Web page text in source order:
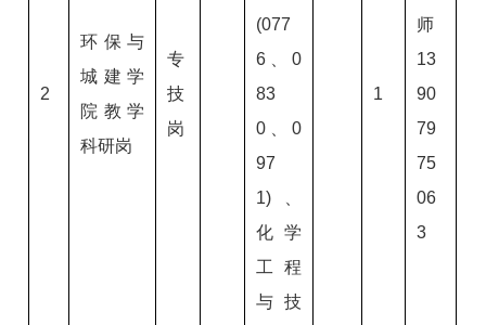
2
环保与
城建学
院教学
科研岗
专
技
岗
(077
6、0
83
0、0
97
1)、
化学
工程
与技
1
师
13
90
79
75
06
3